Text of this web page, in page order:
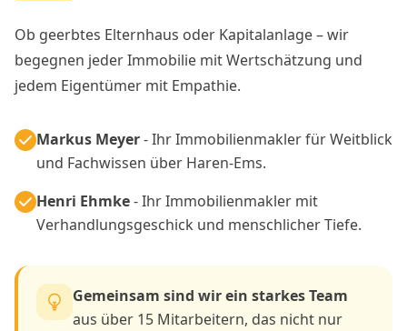
Ob geerbtes Elternhaus oder Kapitalanlage – wir
begegnen jeder Immobilie mit Wertschätzung und
jedem Eigentümer mit Empathie.
Markus Meyer- Ihr Immobilienmakler für Weitblick
und Fachwissen über Haren-Ems.
Henri Ehmke- Ihr Immobilienmakler mit
Verhandlungsgeschick und menschlicher Tiefe.
Gemeinsam sind wir ein starkes Team
aus über 15 Mitarbeitern, das nicht nur